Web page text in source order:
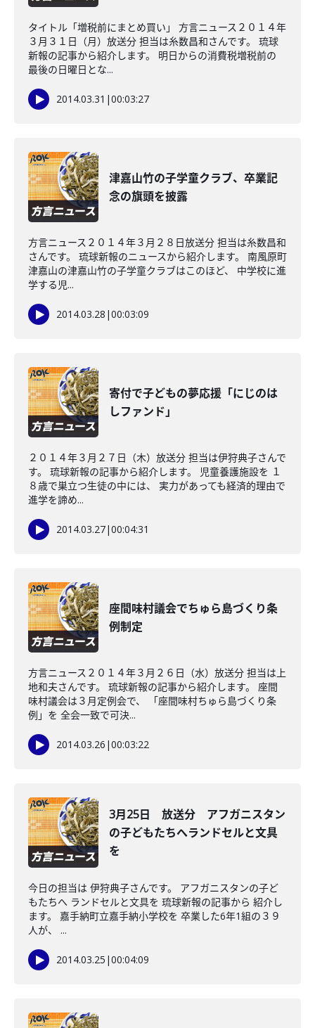
タイトル「増税前にまとめ買い」 方言ニュース２０１４年
３月３１日（月）放送分 担当は糸数昌和さんです。 琉球
新報の記事から紹介します。 明日からの消費税増税前の
最後の日曜日とな...
2014.03.31 |00:03:27
津嘉山竹の子学童クラブ、卒業記
念の旗頭を披露
方言ニュース２０１４年３月２８日放送分 担当は糸数昌和
さんです。 琉球新報のニュースから紹介します。 南風原町
津嘉山の津嘉山竹の子学童クラブはこのほど、 中学校に進
学する児...
2014.03.28 |00:03:09
寄付で子どもの夢応援「にじのは
しファンド」
２０１４年３月２７日（木）放送分 担当は伊狩典子さんで
す。 琉球新報の記事から紹介します。 児童養護施設を １
８歳で巣立つ生徒の中には、 実力があっても経済的理由で
進学を諦め...
2014.03.27|00:04:31
座間味村議会でちゅら島づくり条
例制定
方言ニュース２０１４年３月２６日（水）放送分 担当は上
地和夫さんです。 琉球新報の記事から紹介します。 座間
味村議会は３月定例会で、 「座間味村ちゅら島づくり条
例」を 全会一致で可決...
2014.03.26 |00:03:22
3月25日 放送分 アフガニスタン
の子どもたちへランドセルと文具
を
今日の担当は 伊狩典子さんです。 アフガニスタンの子ど
もたちへ ランドセルと文具を 琉球新報の記事から 紹介し
ます。 嘉手納町立嘉手納小学校を 卒業した6年1組の３９
人が、 ...
2014.03.25 |00:04:09